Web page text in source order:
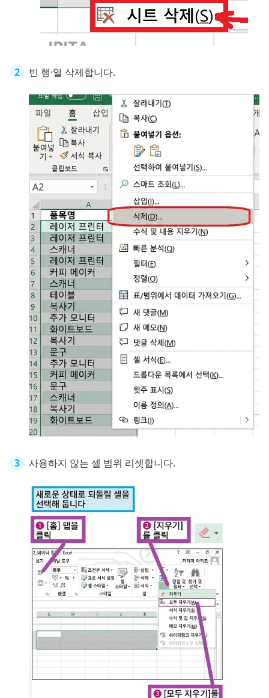
빈 행·열 삭제합니다.
사용하지 않는 셀 범위 리셋합니다.